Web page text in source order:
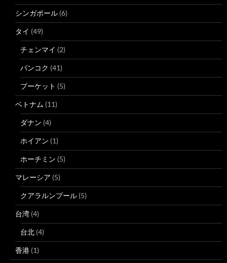
シンガポール (6)
タイ (49)
チェンマイ (2)
バンコク (41)
プーケット (5)
ベトナム (11)
ダナン (4)
ホイアン (1)
ホーチミン (5)
マレーシア (5)
クアラルンプール (5)
台湾 (4)
台北 (4)
香港 (1)